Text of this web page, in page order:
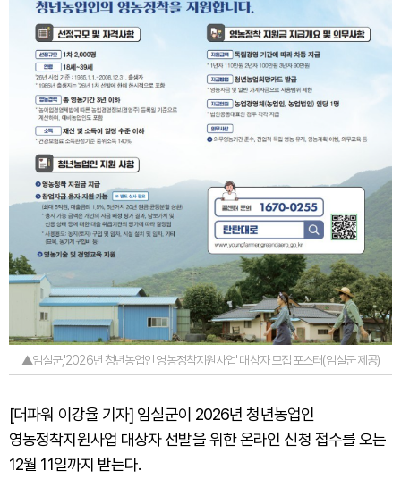
▲임실군,'2026년 청년농업인 영농정착지원사업' 대상자 모집 포스터(임실군 제공)
[더파워 이강율 기자] 임실군이 2026년 청년농업인
영농정착지원사업 대상자 선발을 위한 온라인 신청 접수를 오는
12월 11일까지 받는다.